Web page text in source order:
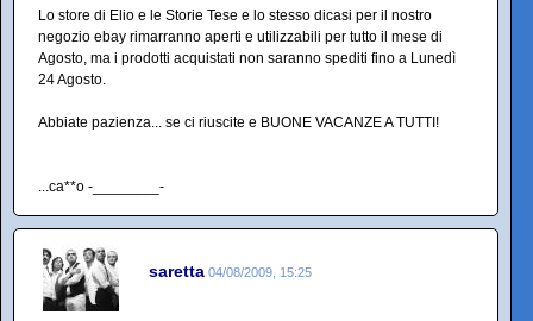
Lo store di Elio e le Storie Tese e lo stesso dicasi per il nostro
negozio ebay rimarranno aperti e utilizzabili per tutto il mese di
Agosto, ma i prodotti acquistati non saranno spediti fino a Lunedì
24 Agosto.
Abbiate pazienza... se ci riuscite e BUONE VACANZE A TUTTI!
...ca**o -________-
saretta 04/08/2009, 15:25